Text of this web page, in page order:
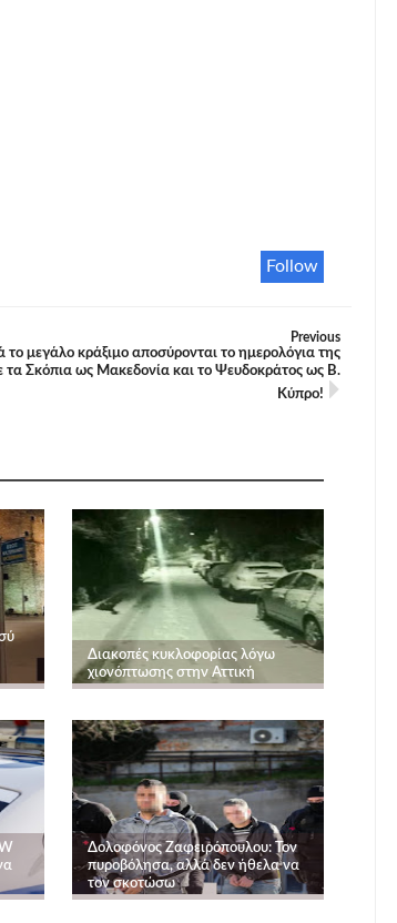
Follow
Previous
το μεγάλο κράξιμο αποσύρονται το ημερολόγια της
τα Σκόπια ως Μακεδονία και το Ψευδοκράτος ως Β.
Κύπρο!
Διακοπές κυκλοφορίας λόγω
χιονόπτωσης στην Αττική
Δολοφόνος Ζαφειρόπουλου: Τον
πυροβόλησα, αλλά δεν ήθελα να
τον σκοτώσω